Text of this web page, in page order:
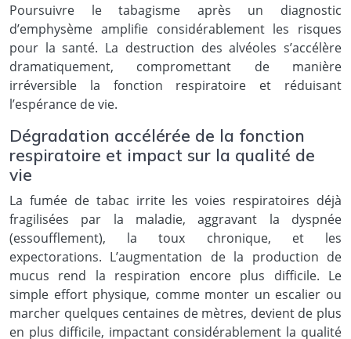
Poursuivre le tabagisme après un diagnostic
d’emphysème amplifie considérablement les risques
pour la santé. La destruction des alvéoles s’accélère
dramatiquement, compromettant de manière
irréversible la fonction respiratoire et réduisant
l’espérance de vie.
Dégradation accélérée de la fonction
respiratoire et impact sur la qualité de
vie
La fumée de tabac irrite les voies respiratoires déjà
fragilisées par la maladie, aggravant la dyspnée
(essoufflement), la toux chronique, et les
expectorations. L’augmentation de la production de
mucus rend la respiration encore plus difficile. Le
simple effort physique, comme monter un escalier ou
marcher quelques centaines de mètres, devient de plus
en plus difficile, impactant considérablement la qualité